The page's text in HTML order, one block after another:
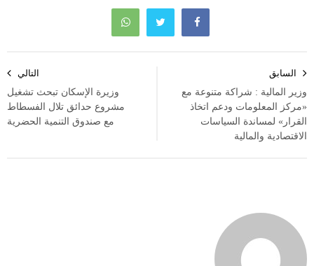
المقالات
السابق
وزير المالية : شراكة متنوعة مع
«مركز المعلومات ودعم اتخاذ
القرار» لمساندة السياسات
الاقتصادية والمالية
التالي
وزيرة الإسكان تبحث تشغيل
مشروع حدائق تلال الفسطاط
مع صندوق التنمية الحضرية